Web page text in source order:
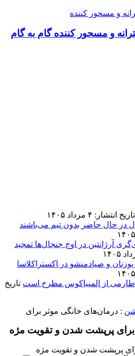
و مسحور کننده گام به گام
تاریخ انتشار: ۴ مرداد ۱۴۰۵
در حال حاضر بدون تیم می‌باشند
آرژانتین در اوج جنجال‌ها تمجید
و صیادمنشو در اکستراکلاسا
طارمی از المپیاکوس مطرح است تاریخ
: درمان‌های خانگی موثر برای
برای پرپشت شدن و تقویت مژه